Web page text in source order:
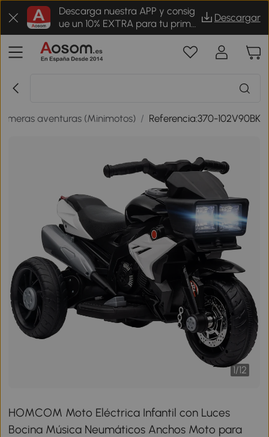
Descarga nuestra APP y consig
ue un 10% EXTRA para tu prime
r pedido
Descargar
aventuras (Minimotos) / Referencia:370-102V90BK
1/12
HOMCOM Moto Eléctrica Infantil con Luces
Bocina Música Neumáticos Anchos Moto para